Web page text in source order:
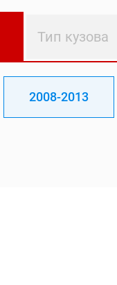
Тип кузова
2008-2013